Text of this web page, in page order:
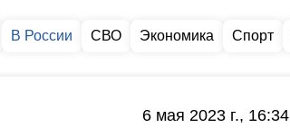
В России СВО Экономика Спорт
6 мая 2023 г., 16:34